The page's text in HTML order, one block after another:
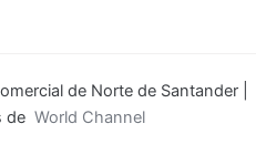
de Norte de Santander |
de World Channel